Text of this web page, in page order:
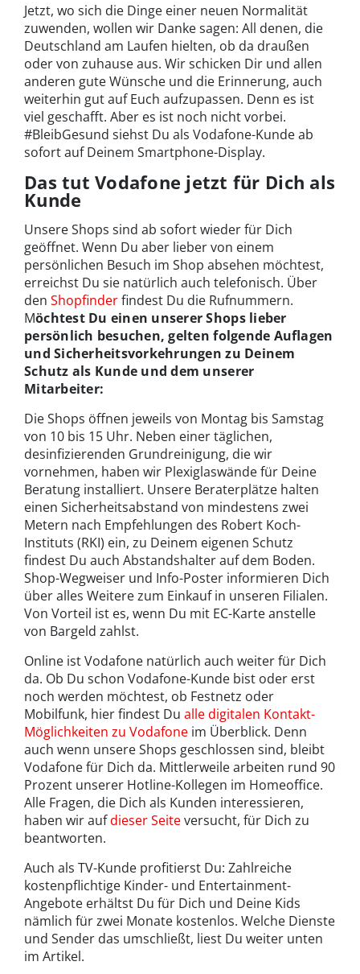
Jetzt, wo sich die Dinge einer neuen Normalität
zuwenden, wollen wir Danke sagen: All denen, die
Deutschland am Laufen hielten, ob da draußen
oder von zuhause aus. Wir schicken Dir und allen
anderen gute Wünsche und die Erinnerung, auch
weiterhin gut auf Euch aufzupassen. Denn es ist
viel geschafft. Aber es ist noch nicht vorbei.
#BleibGesund siehst Du als Vodafone-Kunde ab
sofort auf Deinem Smartphone-Display.
Das tut Vodafone jetzt für Dich als
Kunde
Unsere Shops sind ab sofort wieder für Dich
geöffnet. Wenn Du aber lieber von einem
persönlichen Besuch im Shop absehen möchtest,
erreichst Du sie natürlich auch telefonisch. Über
den Shopfinderfindest Du die Rufnummern.
Möchtest Du einen unserer Shops lieber
persönlich besuchen, gelten folgende Auflagen
und Sicherheitsvorkehrungen zu Deinem
Schutz als Kunde und dem unserer
Mitarbeiter:
Die Shops öffnen jeweils von Montag bis Samstag
von 10 bis 15 Uhr. Neben einer täglichen,
desinfizierenden Grundreinigung, die wir
vornehmen, haben wir Plexiglaswände für Deine
Beratung installiert. Unsere Beraterplätze halten
einen Sicherheitsabstand von mindestens zwei
Metern nach Empfehlungen des Robert Koch-
Instituts (RKI) ein, zu Deinem eigenen Schutz
findest Du auch Abstandshalter auf dem Boden.
Shop-Wegweiser und Info-Poster informieren Dich
über alles Weitere zum Einkauf in unseren Filialen.
Von Vorteil ist es, wenn Du mit EC-Karte anstelle
von Bargeld zahlst.
Online ist Vodafone natürlich auch weiter für Dich
da. Ob Du schon Vodafone-Kunde bist oder erst
noch werden möchtest, ob Festnetz oder
Mobilfunk, hier findest Du alle digitalen Kontakt-
Möglichkeiten zu Vodafone im Überblick. Denn
auch wenn unsere Shops geschlossen sind, bleibt
Vodafone für Dich da. Mittlerweile arbeiten rund 90
Prozent unserer Hotline-Kollegen im Homeoffice.
Alle Fragen, die Dich als Kunden interessieren,
haben wir aufdieser Seiteversucht, für Dich zu
beantworten.
Auch als TV-Kunde profitierst Du: Zahlreiche
kostenpflichtige Kinder- und Entertainment-
Angebote erhältst Du für Dich und Deine Kids
nämlich für zwei Monate kostenlos. Welche Dienste
und Sender das umschließt, liest Du weiter unten
im Artikel.